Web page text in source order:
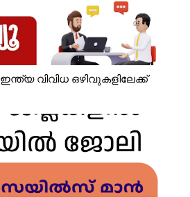
വിവിധ ഒഴിവുകളിലേക്ക്